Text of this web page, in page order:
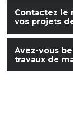
Contactez le
vos projets
Avez-vous
travaux de